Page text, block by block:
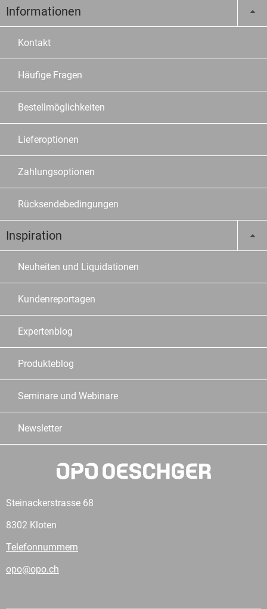
Informationen
Kontakt
Häufige Fragen
Bestellmöglichkeiten
Lieferoptionen
Zahlungsoptionen
Rücksendebedingungen
Inspiration
Neuheiten und Liquidationen
Kundenreportagen
Expertenblog
Produkteblog
Seminare und Webinare
Newsletter
Steinackerstrasse 68
8302 Kloten
Telefonnummern
opo@opo.ch